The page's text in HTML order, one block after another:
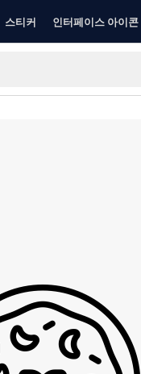
스티커 인터페이스 아이콘